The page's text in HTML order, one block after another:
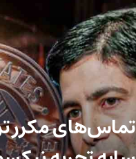
تماس‌های مکرر